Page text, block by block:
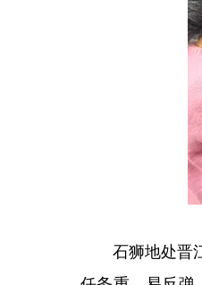
石狮地处晋江